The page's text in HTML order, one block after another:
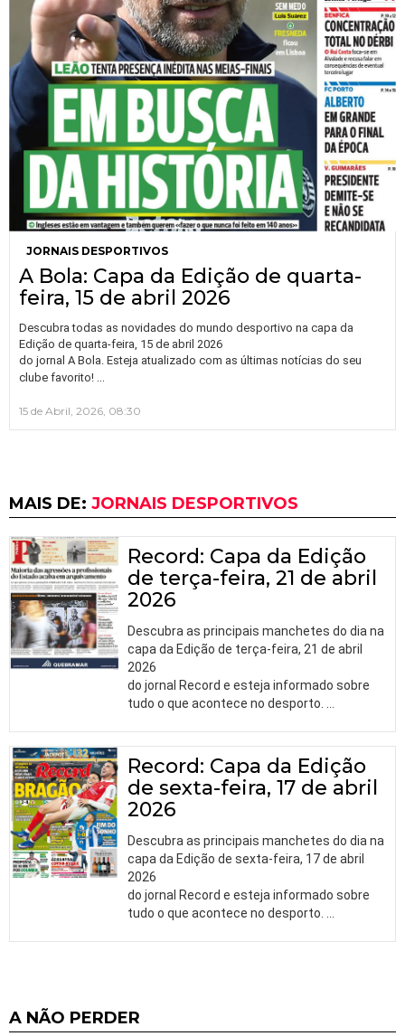
JORNAIS DESPORTIVOS
A Bola: Capa da Edição de quarta-
feira, 15 de abril 2026
Descubra todas as novidades do mundo desportivo na capa da
Edição de quarta-feira, 15 de abril 2026
do jornal A Bola. Esteja atualizado com as últimas notícias do seu
clube favorito! …
15 de Abril, 2026, 08:30
MAIS DE: JORNAIS DESPORTIVOS
Record: Capa da Edição
de terça-feira, 21 de abril
2026
Descubra as principais manchetes do dia na
capa da Edição de terça-feira, 21 de abril
2026
do jornal Record e esteja informado sobre
tudo o que acontece no desporto. …
Record: Capa da Edição
de sexta-feira, 17 de abril
2026
Descubra as principais manchetes do dia na
capa da Edição de sexta-feira, 17 de abril
2026
do jornal Record e esteja informado sobre
tudo o que acontece no desporto. …
A NÃO PERDER